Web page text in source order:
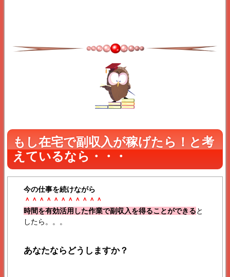
もし在宅で副収入が稼げたら！と考
えているなら・・・
今の仕事を続けながら
＾＾＾＾＾＾＾＾＾＾＾
時間を有効活用した作業で副収入を得ることができると
したら。。。
あなたならどうしますか？